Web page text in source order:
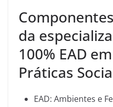
da
100% EAD
Práticas
EAD: Ambientes e